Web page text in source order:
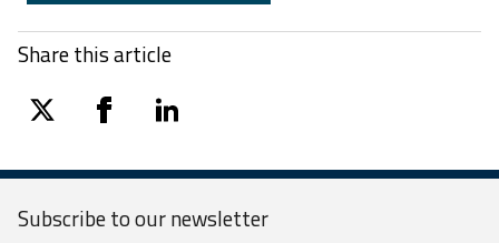
Share this article
twitter facebooklinkedin
Subscribe to ournewsletter